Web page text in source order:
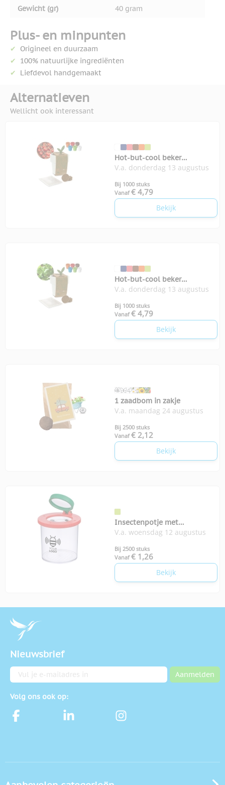
Gewicht (gr)
40 gram
Plus- en minpunten
Origineel en duurzaam
100% natuurlijke ingrediënten
Liefdevol handgemaakt
Alternatieven
Wellicht ook interessant
Hot-but-cool beker
kerstomatenzaadjes
V.a. donderdag 13 augustus
Bij 1000 stuks
Vanaf € 4,79
Bekijk
Hot-but-cool beker
basilicumzaadjes
V.a. donderdag 13 augustus
Bij 1000 stuks
Vanaf € 4,79
Bekijk
1 zaadbom in zakje
V.a. maandag 24 augustus
Bij 2500 stuks
Vanaf € 2,12
Bekijk
Insectenpotje met
vergrootglas
V.a. woensdag 12 augustus
Bij 2500 stuks
Vanaf € 1,26
Bekijk
Nieuwsbrief
E-mailadres Aanmelden
Volg ons ook op: